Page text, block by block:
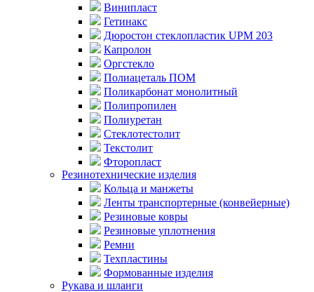
Винипласт
Гетинакс
Дюростон стеклопластик UPM 203
Капролон
Оргстекло
Полиацеталь ПОМ
Поликарбонат монолитный
Полипропилен
Полиуретан
Стеклотестолит
Текстолит
Фторопласт
Резинотехнические изделия
Кольца и манжеты
Ленты транспортерные (конвейерные)
Резиновые ковры
Резиновые уплотнения
Ремни
Техпластины
Формованные изделия
Рукава и шланги